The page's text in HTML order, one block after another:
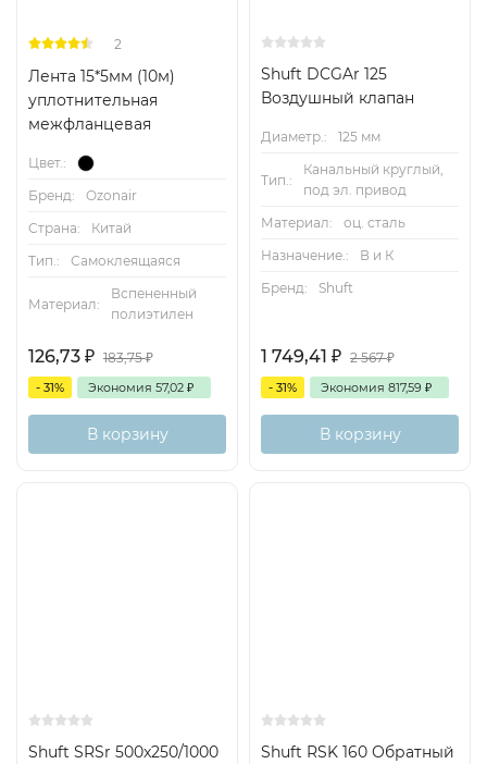
2
Лента 15*5мм (10м)
уплотнительная
межфланцевая
Цвет.:
Бренд:
Ozonair
Страна:
Китай
Тип.:
Самоклеящаяся
Материал:
Вспененный
полиэтилен
126,73 ₽ 183,75₽
- 31% Экономия 57,02 ₽
В корзину
Shuft DCGAr 125
Воздушный клапан
Диаметр.: 125 мм
Тип.:
Канальный круглый,
под эл. привод
Материал:
оц. сталь
Назначение.:
В и К
Бренд:
Shuft
1 749,41 ₽ 2 567₽
- 31% Экономия 817,59 ₽
В корзину
Shuft SRSr 500x250/1000
Shuft RSK 160 Обратный